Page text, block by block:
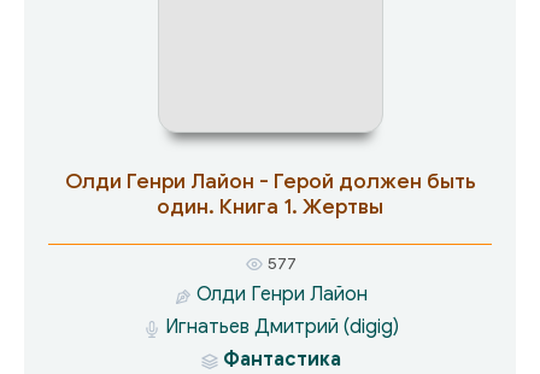
Олди Генри Лайон - Герой должен быть
один. Книга 1. Жертвы
577
Олди Генри Лайон
Игнатьев Дмитрий (digig)
Фантастика